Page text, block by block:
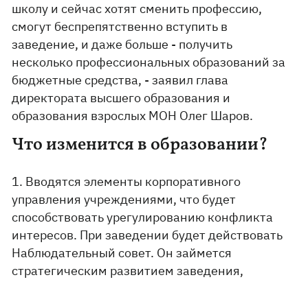
школу и сейчас хотят сменить профессию,
смогут беспрепятственно вступить в
заведение, и даже больше - получить
несколько профессиональных образований за
бюджетные средства, - заявил глава
директората высшего образования и
образования взрослых МОН Олег Шаров.
Что изменится в образовании?
1. Вводятся элементы корпоративного
управления учреждениями, что будет
способствовать урегулированию конфликта
интересов. При заведении будет действовать
Наблюдательный совет. Он займется
стратегическим развитием заведения,